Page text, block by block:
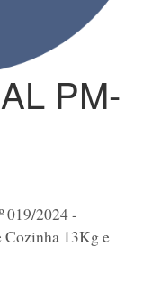
PM-
2024 -
Cozinha 13Kg e